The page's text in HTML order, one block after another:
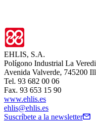
EHLIS, S.A.
Polígono Industrial La
Avenida Valverde, 745200
Tel. 93 682 00 06
Fax. 93 653 15 90
www.ehlis.es
ehlis@ehlis.es
Suscríbete a la newsletter